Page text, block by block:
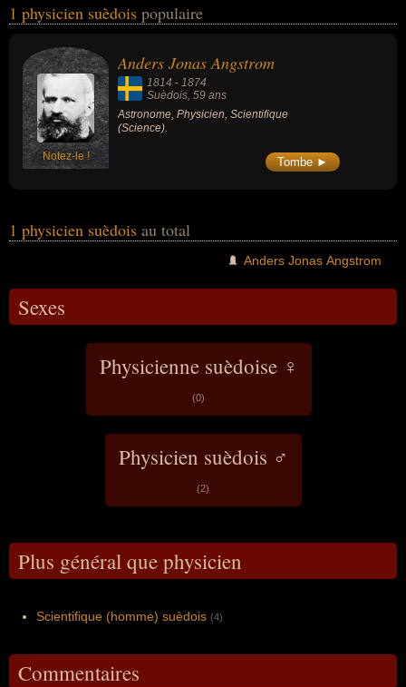
personnalités (de sexe masculin) peuvent avoir des liens variés
également avoir été astronome ou scientifique.
1 physicien suèdois populaire
Notez-le !
Anders Jonas Angstrom
1814 - 1874
Suèdois, 59 ans
Astronome, Physicien, Scientifique
(Science).
Tombe ►
1 physicien suèdois au total
Anders Jonas Angstrom
Sexes
Physicienne suèdoise ♀
(0)
Physicien suèdois ♂
(2)
Plus général que physicien
Scientifique (homme) suèdois (4)
Commentaires